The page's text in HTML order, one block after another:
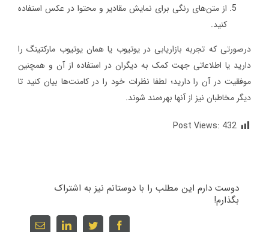
از متن‌های رنگی برای نمایش مقادیر و محتوا در عکس استفاده
کنید.
درصورتی‌ که تجربه بازاریابی در یوتیوب یا همان یوتیوب مارکتینگ را
دارید یا اطلاعاتی جهت کمک به دیگران در استفاده از آن و همچنین
موفقیت در آن را دارید؛ لطفا نظرات خود را در کامنت‌ها بیان کنید تا
دیگر مخاطبان نیز از آنها بهره‌مند شوند.
Post Views: 432
دوست دارم این مطلب را با دوستانم نیز به اشتراک
بگذارم!
facebook
twitter
linkedin
Email